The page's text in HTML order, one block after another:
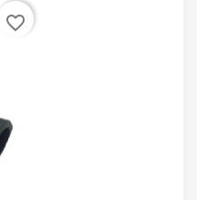
favorite_border